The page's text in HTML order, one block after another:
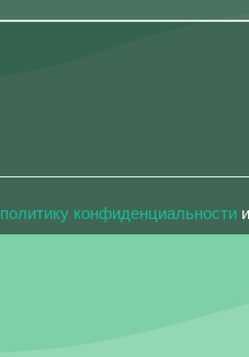
политику конфиденциальности и